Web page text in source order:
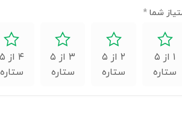
شما *
۱ از ۵
ستاره
۲ از ۵
ستاره
۳ از ۵
ستاره
۴ از ۵
ستاره